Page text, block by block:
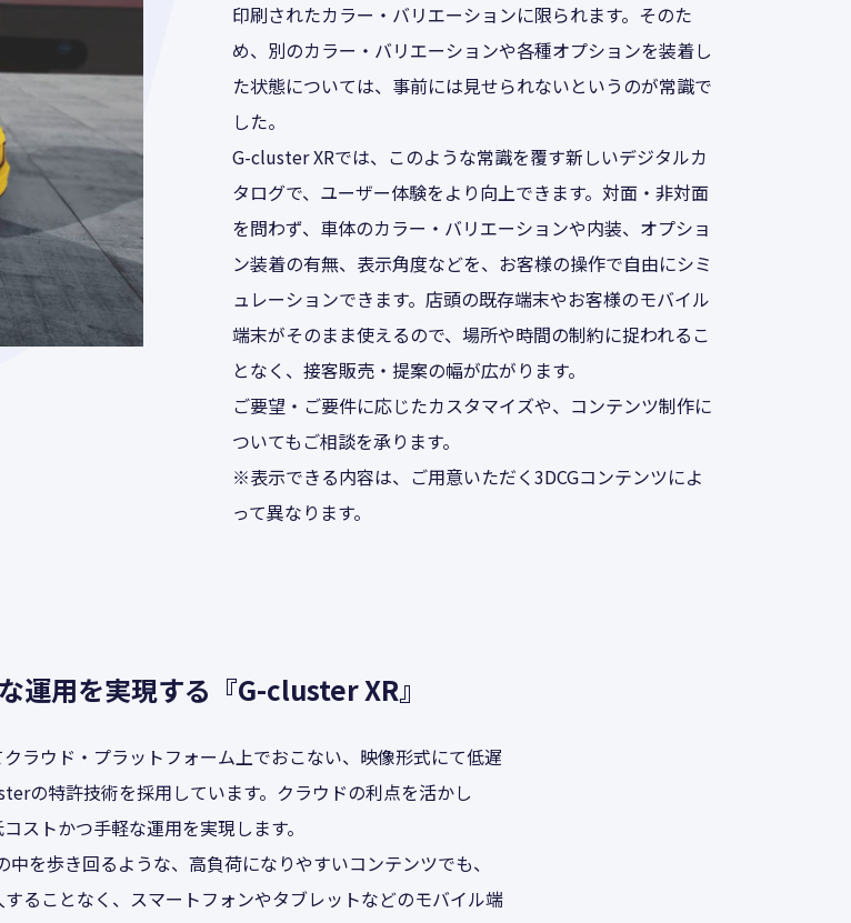
印刷されたカラー・バリエーションに限られます。そのた
め、別のカラー・バリエーションや各種オプションを装着し
た状態については、事前には見せられないというのが常識で
した。
G-cluster XRでは、このような常識を覆す新しいデジタルカ
タログで、ユーザー体験をより向上できます。対面・非対面
を問わず、車体のカラー・バリエーションや内装、オプショ
ン装着の有無、表示角度などを、お客様の操作で自由にシミ
ュレーションできます。店頭の既存端末やお客様のモバイル
端末がそのまま使えるので、場所や時間の制約に捉われるこ
となく、接客販売・提案の幅が広がります。
ご要望・ご要件に応じたカスタマイズや、コンテンツ制作に
ついてもご相談を承ります。
※表示できる内容は、ご用意いただく3DCGコンテンツによ
って異なります。
運用を実現する『G-cluster XR』
ラウド・プラットフォーム上でおこない、映像形式にて低遅
の特許技術を採用しています。クラウドの利点を活かし
ストかつ手軽な運用を実現します。
を歩き回るような、高負荷になりやすいコンテンツでも、
ることなく、スマートフォンやタブレットなどのモバイル端